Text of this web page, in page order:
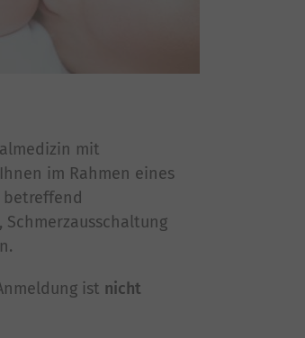
mit
im Rahmen eines
ist nicht